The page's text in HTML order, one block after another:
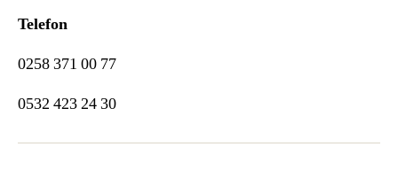
Telefon
0258 371 00 77
0532 423 24 30